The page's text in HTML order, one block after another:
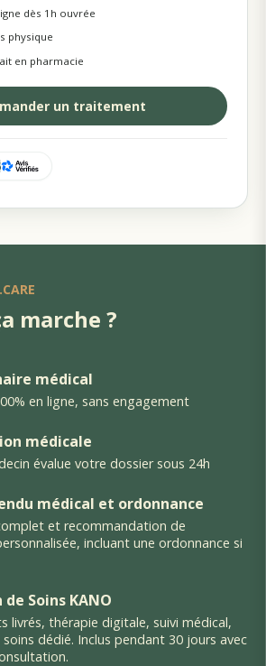
dès 1h ouvrée
physique
en pharmacie
un traitement
marche ?
médical
en ligne, sans engagement
médicale
évalue votre dossier sous 24h
médical et ordonnance
et recommandation de
incluant une ordonnance si
Soins KANO
livrés, thérapie digitale, suivi médical,
dédié. Inclus pendant 30 jours avec